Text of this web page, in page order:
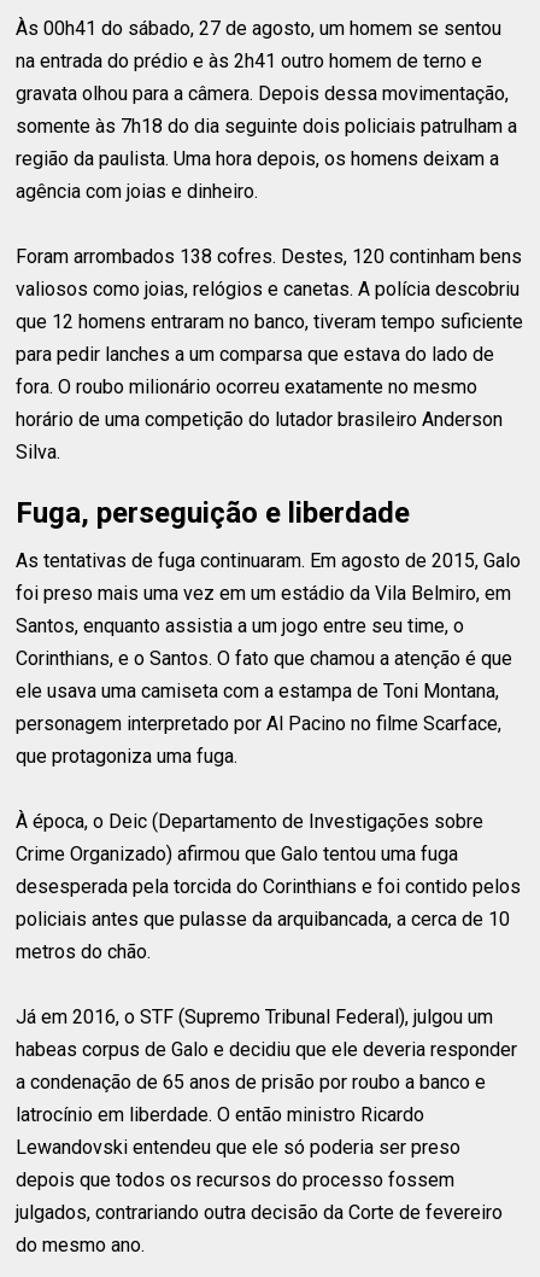
Às 00h41 do sábado, 27 de agosto, um homem se sentou
na entrada do prédio e às 2h41 outro homem de terno e
gravata olhou para a câmera. Depois dessa movimentação,
somente às 7h18 do dia seguinte dois policiais patrulham a
região da paulista. Uma hora depois, os homens deixam a
agência com joias e dinheiro.
Foram arrombados 138 cofres. Destes, 120 continham bens
valiosos como joias, relógios e canetas. A polícia descobriu
que 12 homens entraram no banco, tiveram tempo suficiente
para pedir lanches a um comparsa que estava do lado de
fora. O roubo milionário ocorreu exatamente no mesmo
horário de uma competição do lutador brasileiro Anderson
Silva.
Fuga, perseguição e liberdade
As tentativas de fuga continuaram. Em agosto de 2015, Galo
foi preso mais uma vez em um estádio da Vila Belmiro, em
Santos, enquanto assistia a um jogo entre seu time, o
Corinthians, e o Santos. O fato que chamou a atenção é que
ele usava uma camiseta com a estampa de Toni Montana,
personagem interpretado por Al Pacino no filme Scarface,
que protagoniza uma fuga.
À época, o Deic (Departamento de Investigações sobre
Crime Organizado) afirmou que Galo tentou uma fuga
desesperada pela torcida do Corinthians e foi contido pelos
policiais antes que pulasse da arquibancada, a cerca de 10
metros do chão.
Já em 2016, o STF (Supremo Tribunal Federal), julgou um
habeas corpus de Galo e decidiu que ele deveria responder
a condenação de 65 anos de prisão por roubo a banco e
latrocínio em liberdade. O então ministro Ricardo
Lewandovski entendeu que ele só poderia ser preso
depois que todos os recursos do processo fossem
julgados, contrariando outra decisão da Corte de fevereiro
do mesmo ano.